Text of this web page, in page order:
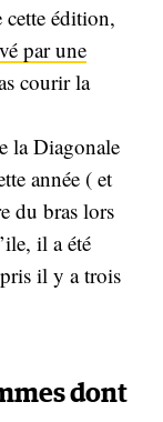
cette édition,
par une
courir la
la Diagonale
année ( et
du bras lors
il a été
il y a trois
dont